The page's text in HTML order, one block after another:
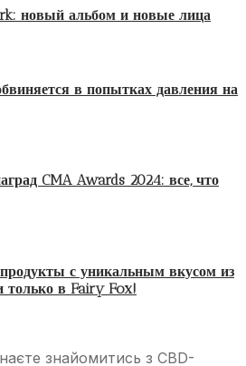
новый альбом и новые лица
в попытках давления на
CMA Awards 2024: все, что
с уникальным вкусом из
только в Fairy Fox!
знайомитись з CBD-